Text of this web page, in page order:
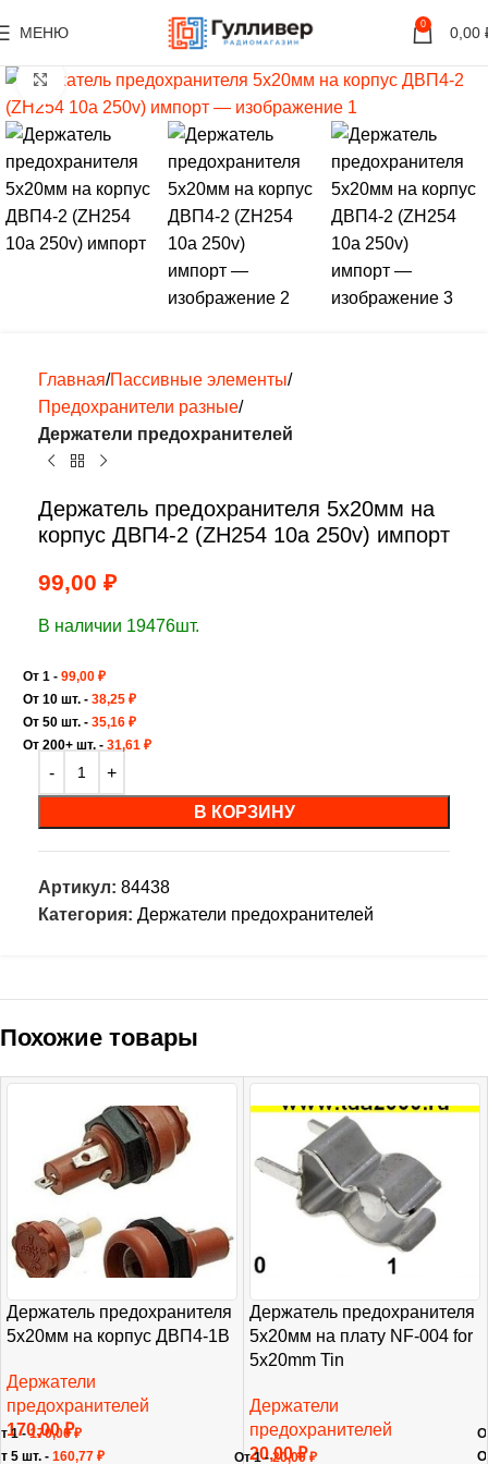
МЕНЮ 0 0,00
Нажмите, чтобы увеличить
Главная Пассивные элементы
Предохранители разные
Держатели предохранителей
Держатель предохранителя 5х20мм на
корпус ДВП4-2 (ZH254 10a 250v) импорт
99,00 ₽
В наличии 19476шт.
От 1 - 99,00 ₽
От 10 шт. - 38,25 ₽
От 50 шт. - 35,16 ₽
От 200+ шт. - 31,61 ₽
В КОРЗИНУ
Артикул: 84438
Категория: Держатели предохранителей
Похожие товары
Держатель предохранителя
5х20мм на корпус ДВП4-1В
Держатели
предохранителей
170,00₽
1 -170,00₽
5 шт. - 160,77 ₽
Держатель предохранителя
5х20мм на плату NF-004 for
5х20mm Tin
Держатели
предохранителей
20,00₽
От 1 -20,00₽